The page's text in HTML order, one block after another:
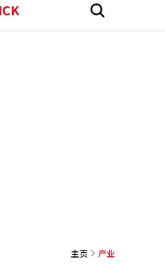
搜
主页 产业